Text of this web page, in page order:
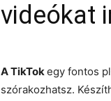
videókat
A TikTokegy fontos
szórakozhatsz.